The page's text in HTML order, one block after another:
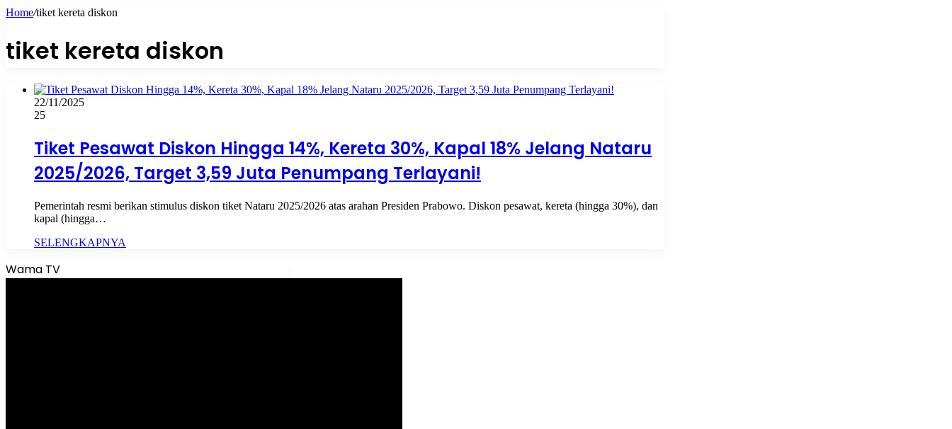
Home/tiket kereta diskon
tiket kereta diskon
22/11/2025
25
Tiket Pesawat Diskon Hingga 14%, Kereta 30%, Kapal 18% Jelang Nataru
2025/2026, Target 3,59 Juta Penumpang Terlayani!
Pemerintah resmi berikan stimulus diskon tiket Nataru 2025/2026 atas arahan Presiden Prabowo. Diskon pesawat, kereta (hingga 30%), dan
kapal (hingga…
SELENGKAPNYA
Wama TV